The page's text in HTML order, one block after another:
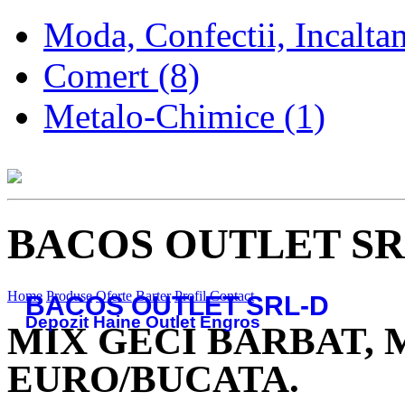
Moda, Confectii,
Comert (8)
Metalo-Chimice (1)
BACOS OUTLET SRL-D
Depozit Haine Outlet Engros
BACOS OUTLET
Home Produse Oferte Barter Profil Contact
MIX GECI BARBAT,
EURO/BUCATA.